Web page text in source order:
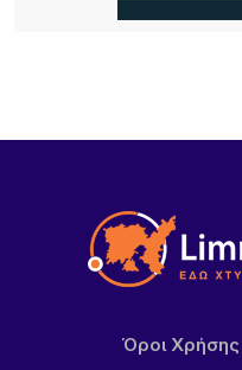
Όροι Χρήσης